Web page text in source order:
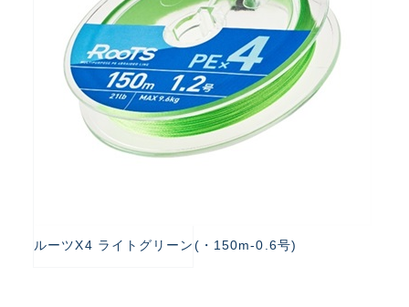
ルーツX4 ライトグリーン(・150m-0.6号)